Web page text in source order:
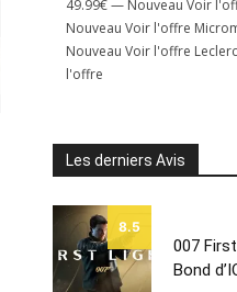
49.99€ — Nouveau Voir
Nouveau Voir l'offre
Nouveau Voir l'offre
l'offre
Les derniers Avis
8.5
007
Bond